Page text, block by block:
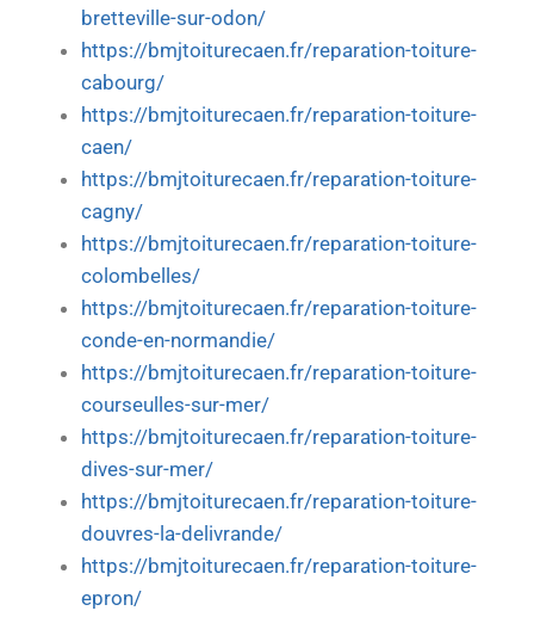
bretteville-sur-odon/
https://bmjtoiturecaen.fr/reparation-toiture-
cabourg/
https://bmjtoiturecaen.fr/reparation-toiture-
caen/
https://bmjtoiturecaen.fr/reparation-toiture-
cagny/
https://bmjtoiturecaen.fr/reparation-toiture-
colombelles/
https://bmjtoiturecaen.fr/reparation-toiture-
conde-en-normandie/
https://bmjtoiturecaen.fr/reparation-toiture-
courseulles-sur-mer/
https://bmjtoiturecaen.fr/reparation-toiture-
dives-sur-mer/
https://bmjtoiturecaen.fr/reparation-toiture-
douvres-la-delivrande/
https://bmjtoiturecaen.fr/reparation-toiture-
epron/